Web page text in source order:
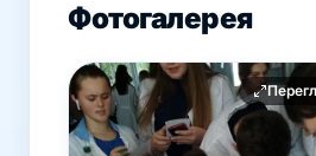
Фотогалерея